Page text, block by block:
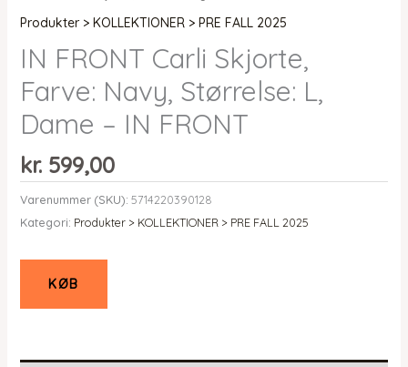
Produkter > KOLLEKTIONER > PRE FALL 2025
IN FRONT Carli Skjorte,
Farve: Navy, Størrelse: L,
Dame – IN FRONT
kr.599,00
Varenummer (SKU): 5714220390128
Kategori: Produkter > KOLLEKTIONER > PRE FALL 2025
KØB